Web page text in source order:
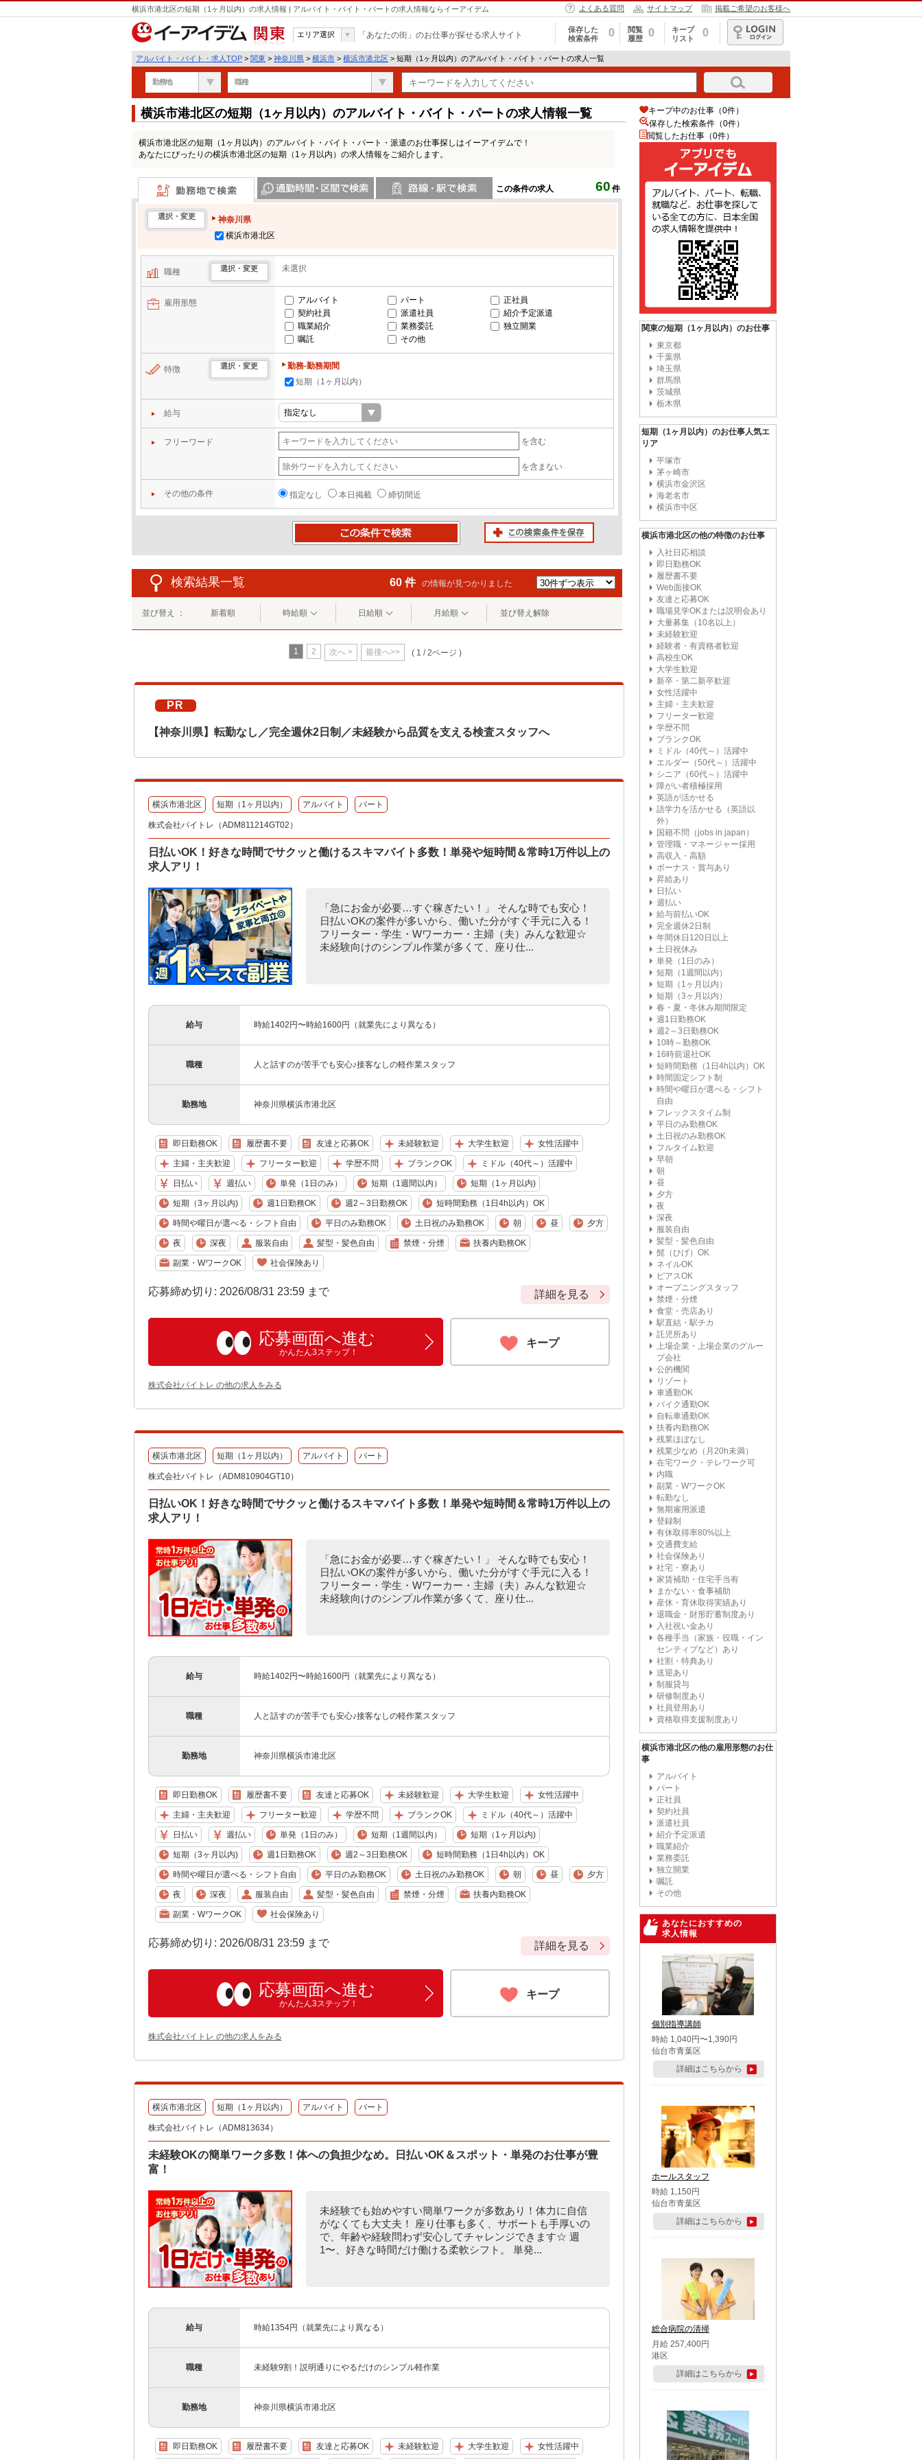
横浜市港北区の短期（1ヶ月以内）の求人情報 | アルバイト・バイト・パートの求人情報ならイーアイデム よくある質問 サイトマップ 掲載ご希望のお客様へ
関東
エリア選択 「あなたの街」のお仕事が探せる求人サイト
保存した
検索条件
0
閲覧
履歴
0
キープ
リスト
0
ログイン
アルバイト・バイト・求人TOP > 関東 > 神奈川県 > 横浜市 > 横浜市港北区 > 短期（1ヶ月以内）のアルバイト・バイト・パートの求人一覧
勤務地 職種
横浜市港北区の短期（1ヶ月以内）のアルバイト・バイト・パートの求人情報一覧
横浜市港北区の短期（1ヶ月以内）のアルバイト・バイト・パート・派遣のお仕事探しはイーアイデムで！
あなたにぴったりの横浜市港北区の短期（1ヶ月以内）の求人情報をご紹介します。
この条件の求人 60 件
勤務地で検索
選択・変更
神奈川県
横浜市港北区
職種 選択・変更 未選択
雇用形態 アルバイト パート
正社員
契約社員
派遣社員
紹介予定派遣
職業紹介
業務委託
独立開業
嘱託
その他
特徴 選択・変更
勤務-勤務期間
短期（1ヶ月以内）
給与
フリーワード を含む
を含まない
その他の条件 指定なし 本日掲載 締切間近
検索結果一覧 60 件 の情報が見つかりました
並び替え ： 新着順 時給順 日給順 月給順 並び替え解除
1 2 次へ > 最後へ>> ( 1 / 2ページ )
PR
【神奈川県】転勤なし／完全週休2日制／未経験から品質を支える検査スタッフへ
横浜市港北区 短期（1ヶ月以内） アルバイト パート
株式会社バイトレ（ADM811214GT02）
日払いOK！好きな時間でサクッと働けるスキマバイト多数！単発や短時間＆常時1万件以上の
求人アリ！
「急にお金が必要…すぐ稼ぎたい！」 そんな時でも安心！
日払いOKの案件が多いから、働いた分がすぐ手元に入る！
フリーター・学生・Wワーカー・主婦（夫）みんな歓迎☆
未経験向けのシンプル作業が多くて、座り仕...
給与 時給1402円〜時給1600円（就業先により異なる）
職種 人と話すのが苦手でも安心♪接客なしの軽作業スタッフ
勤務地 神奈川県横浜市港北区
即日勤務OK 履歴書不要 友達と応募OK 未経験歓迎 大学生歓迎 女性活躍中
主婦・主夫歓迎 フリーター歓迎 学歴不問 ブランクOK ミドル（40代～）活躍中
日払い 週払い 単発（1日のみ） 短期（1週間以内） 短期（1ヶ月以内)
短期（3ヶ月以内) 週1日勤務OK 週2～3日勤務OK 短時間勤務（1日4h以内）OK
時間や曜日が選べる・シフト自由 平日のみ勤務OK 土日祝のみ勤務OK 朝 昼 夕方
夜 深夜 服装自由 髪型・髪色自由 禁煙・分煙 扶養内勤務OK
副業・WワークOK 社会保険あり
応募締め切り: 2026/08/31 23:59 まで 詳細を見る
応募画面へ進む
かんたん3ステップ！
キープ
株式会社バイトレ の他の求人をみる
横浜市港北区 短期（1ヶ月以内） アルバイト パート
株式会社バイトレ（ADM810904GT10）
日払いOK！好きな時間でサクッと働けるスキマバイト多数！単発や短時間＆常時1万件以上の
求人アリ！
「急にお金が必要…すぐ稼ぎたい！」 そんな時でも安心！
日払いOKの案件が多いから、働いた分がすぐ手元に入る！
フリーター・学生・Wワーカー・主婦（夫）みんな歓迎☆
未経験向けのシンプル作業が多くて、座り仕...
給与 時給1402円〜時給1600円（就業先により異なる）
職種 人と話すのが苦手でも安心♪接客なしの軽作業スタッフ
勤務地 神奈川県横浜市港北区
即日勤務OK 履歴書不要 友達と応募OK 未経験歓迎 大学生歓迎 女性活躍中
主婦・主夫歓迎 フリーター歓迎 学歴不問 ブランクOK ミドル（40代～）活躍中
日払い 週払い 単発（1日のみ） 短期（1週間以内） 短期（1ヶ月以内)
短期（3ヶ月以内) 週1日勤務OK 週2～3日勤務OK 短時間勤務（1日4h以内）OK
時間や曜日が選べる・シフト自由 平日のみ勤務OK 土日祝のみ勤務OK 朝 昼 夕方
夜 深夜 服装自由 髪型・髪色自由 禁煙・分煙 扶養内勤務OK
副業・WワークOK 社会保険あり
応募締め切り: 2026/08/31 23:59 まで 詳細を見る
応募画面へ進む
かんたん3ステップ！
キープ
株式会社バイトレ の他の求人をみる
横浜市港北区 短期（1ヶ月以内） アルバイト パート
株式会社バイトレ（ADM813634）
未経験OKの簡単ワーク多数！体への負担少なめ。日払いOK＆スポット・単発のお仕事が豊
富！
未経験でも始めやすい簡単ワークが多数あり！体力に自信
がなくても大丈夫！ 座り仕事も多く、サポートも手厚いの
で、年齢や経験問わず安心してチャレンジできます☆ 週
1〜、好きな時間だけ働ける柔軟シフト。 単発...
給与 時給1354円（就業先により異なる）
職種 未経験9割！説明通りにやるだけのシンプル軽作業
勤務地 神奈川県横浜市港北区
即日勤務OK 履歴書不要 友達と応募OK 未経験歓迎 大学生歓迎 女性活躍中
キープ中のお仕事（0件）
保存した検索条件（0件）
閲覧したお仕事（0件）
関東の短期（1ヶ月以内）のお仕事
東京都
千葉県
埼玉県
群馬県
茨城県
栃木県
短期（1ヶ月以内）のお仕事人気エ
リア
平塚市
茅ヶ崎市
横浜市金沢区
海老名市
横浜市中区
横浜市港北区の他の特徴のお仕事
入社日応相談
即日勤務OK
履歴書不要
Web面接OK
友達と応募OK
職場見学OKまたは説明会あり
大量募集（10名以上）
未経験歓迎
経験者・有資格者歓迎
高校生OK
大学生歓迎
新卒・第二新卒歓迎
女性活躍中
主婦・主夫歓迎
フリーター歓迎
学歴不問
ブランクOK
ミドル（40代～）活躍中
エルダー（50代～）活躍中
シニア（60代～）活躍中
障がい者積極採用
英語が活かせる
語学力を活かせる（英語以
外）
国籍不問（jobs in japan）
管理職・マネージャー採用
高収入・高額
ボーナス・賞与あり
昇給あり
日払い
週払い
給与前払いOK
完全週休2日制
年間休日120日以上
土日祝休み
単発（1日のみ）
短期（1週間以内）
短期（1ヶ月以内）
短期（3ヶ月以内）
春・夏・冬休み期間限定
週1日勤務OK
週2～3日勤務OK
10時～勤務OK
16時前退社OK
短時間勤務（1日4h以内）OK
時間固定シフト制
時間や曜日が選べる・シフト
自由
フレックスタイム制
平日のみ勤務OK
土日祝のみ勤務OK
フルタイム歓迎
早朝
朝
昼
夕方
夜
深夜
服装自由
髪型・髪色自由
髭（ひげ）OK
ネイルOK
ピアスOK
オープニングスタッフ
禁煙・分煙
食堂・売店あり
駅直結・駅チカ
託児所あり
上場企業・上場企業のグルー
プ会社
公的機関
リゾート
車通勤OK
バイク通勤OK
自転車通勤OK
扶養内勤務OK
残業ほぼなし
残業少なめ（月20h未満）
在宅ワーク・テレワーク可
内職
副業・WワークOK
転勤なし
無期雇用派遣
登録制
有休取得率80%以上
交通費支給
社会保険あり
社宅・寮あり
家賃補助・住宅手当有
まかない・食事補助
産休・育休取得実績あり
退職金・財形貯蓄制度あり
入社祝い金あり
各種手当（家族・役職・イン
センティブなど）あり
社割・特典あり
送迎あり
制服貸与
研修制度あり
社員登用あり
資格取得支援制度あり
横浜市港北区の他の雇用形態のお仕
事
アルバイト
パート
正社員
契約社員
派遣社員
紹介予定派遣
職業紹介
業務委託
独立開業
嘱託
その他
あなたにおすすめの
求人情報
個別指導講師
時給 1,040円〜1,390円
仙台市青葉区
詳細はこちらから
ホールスタッフ
時給 1,150円
仙台市青葉区
詳細はこちらから
総合病院の清掃
月給 257,400円
港区
詳細はこちらから